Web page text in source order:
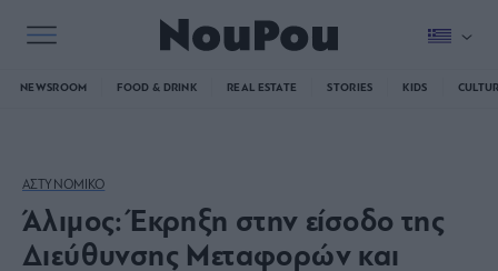
NEWSROOM FOOD & DRINK REAL ESTATE STORIES KIDS
ΑΣΤΥΝΟΜΙΚΟ
Άλιμος: Έκρηξη στην είσοδο της
Διεύθυνσης Μεταφορών και